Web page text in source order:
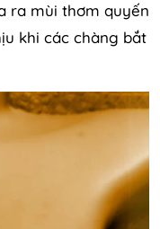
ra mùi thơm quyến
khi các chàng bắt